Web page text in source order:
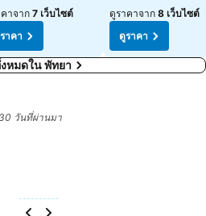
าจาก 7 เว็บไซต์
าคา
ดูราคาจาก 8 เว็บไซต์
ดูราคา
หมดใน พัทยา
วันที่ผ่านมา